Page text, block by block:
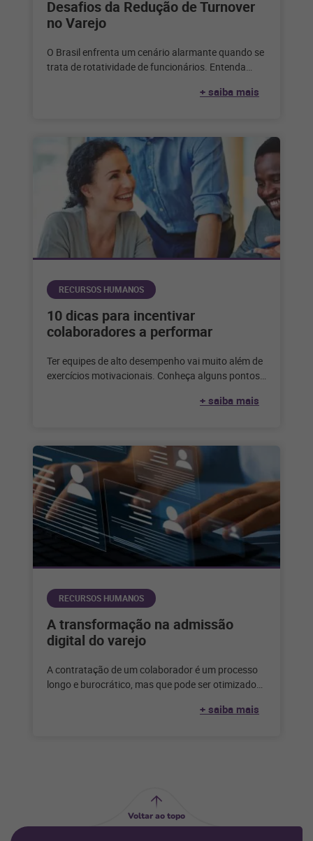
Desafios da Redução de Turnover
no Varejo
O Brasil enfrenta um cenário alarmante quando se
trata de rotatividade de funcionários. Entenda
+ saiba mais
RECURSOS HUMANOS
10 dicas para incentivar
colaboradores a performar
Ter equipes de alto desempenho vai muito além de
exercícios motivacionais. Conheça alguns pontos
+ saiba mais
RECURSOS HUMANOS
A transformação na admissão
digital do varejo
A contratação de um colaborador é um processo
longo e burocrático, mas que pode ser otimizado
+ saiba mais
Voltar ao topo